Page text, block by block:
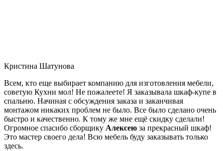
Кристина Шатунова
Всем, кто еще выбирает компанию для изготовления мебели,
советую Кухни мол! Не пожалеете! Я заказывала шкаф-купе в
спальню. Начиная с обсуждения заказа и заканчивая
монтажом никаких проблем не было. Все было сделано очень
быстро и качественно. К тому же мне ещё скидку сделали!
Огромное спасибо сборщику Алексею за прекрасный шкаф!
Это мастер своего дела! Всю мебель буду заказывать только
здесь.